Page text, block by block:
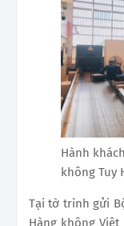
Hành
không Tuy
Tại tờ trình gửi
Hàng không